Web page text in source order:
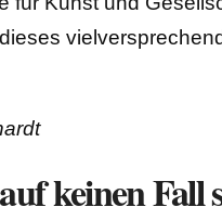
keinen Fall